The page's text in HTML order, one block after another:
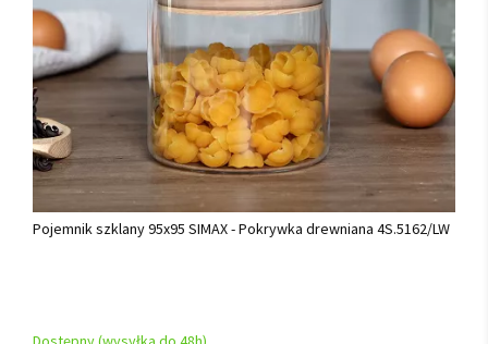
Pojemnik szklany 95x95 SIMAX - Pokrywka drewniana 4S.5162/LW